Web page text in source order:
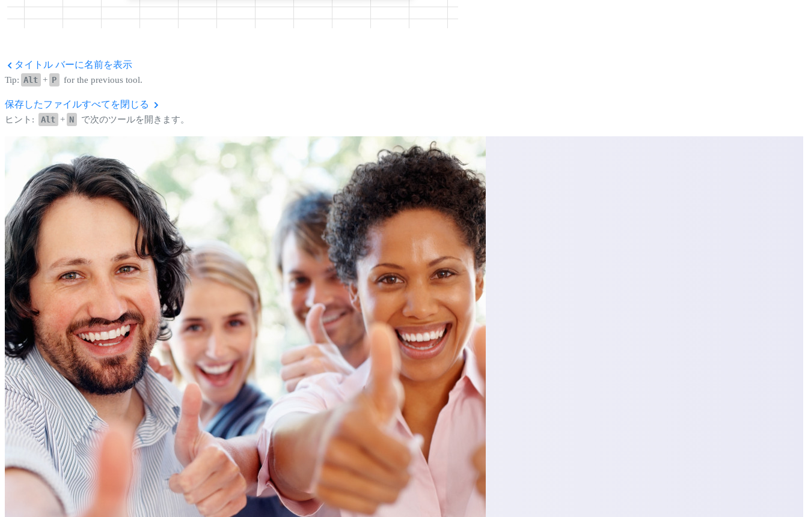
タイトル バーに名前を表示
Tip: Alt + P for the previous tool.
保存したファイルすべてを閉じる
ヒント: Alt + N で次のツールを開きます。